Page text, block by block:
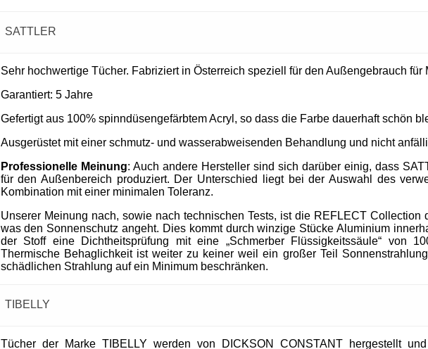
SATTLER
Sehr hochwertige Tücher. Fabriziert in Österreich speziell für den Außengebrauch für
Garantiert: 5 Jahre
Gefertigt aus 100% spinndüsengefärbtem Acryl, so dass die Farbe dauerhaft schön
Ausgerüstet mit einer schmutz- und wasserabweisenden Behandlung und nicht
Professionelle Meinung: Auch andere Hersteller sind sich darüber einig, dass
für den Außenbereich produziert. Der Unterschied liegt bei der Auswahl des
Kombination mit einer minimalen Toleranz.
Unserer Meinung nach, sowie nach technischen Tests, ist die REFLECT Collection
was den Sonnenschutz angeht. Dies kommt durch winzige Stücke Aluminium
der Stoff eine Dichtheitsprüfung mit eine „Schmerber Flüssigkeitssäule“ von
Thermische Behaglichkeit ist weiter zu keiner weil ein großer Teil
schädlichen Strahlung auf ein Minimum beschränken.
TIBELLY
Tücher der Marke TIBELLY werden von DICKSON CONSTANT hergestellt